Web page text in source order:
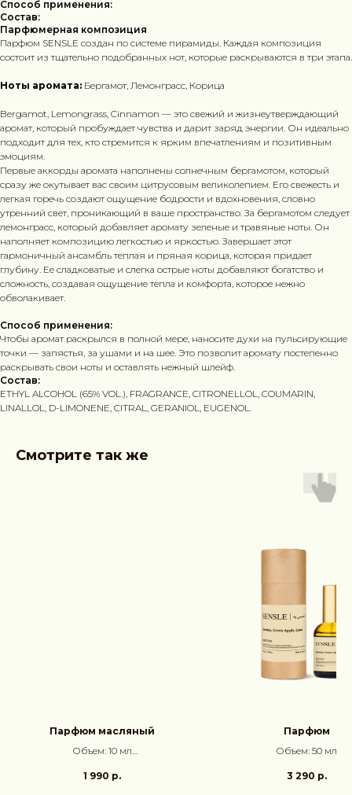
Способ применения:
Состав:
Парфюмерная композиция
Парфюм SENSLE создан по системе пирамиды. Каждая композиция
состоит из тщательно подобранных нот, которые раскрываются в три этапа.
Ноты аромата: Бергамот, Лемонграсс, Корица
Bergamot, Lemongrass, Cinnamon — это свежий и жизнеутверждающий
аромат, который пробуждает чувства и дарит заряд энергии. Он идеально
подходит для тех, кто стремится к ярким впечатлениям и позитивным
эмоциям.
Первые аккорды аромата наполнены солнечным бергамотом, который
сразу же окутывает вас своим цитрусовым великолепием. Его свежесть и
легкая горечь создают ощущение бодрости и вдохновения, словно
утренний свет, проникающий в ваше пространство. За бергамотом следует
лемонграсс, который добавляет аромату зеленые и травяные ноты. Он
наполняет композицию легкостью и яркостью. Завершает этот
гармоничный ансамбль теплая и пряная корица, которая придает
глубину. Ее сладковатые и слегка острые ноты добавляют богатство и
сложность, создавая ощущение тепла и комфорта, которое нежно
обволакивает.
Способ применения:
Чтобы аромат раскрылся в полной мере, наносите духи на пульсирующие
точки — запястья, за ушами и на шее. Это позволит аромату постепенно
раскрывать свои ноты и оставлять нежный шлейф.
Состав:
ETHYL ALCOHOL (65% VOL.), FRAGRANCE, CITRONELLOL, COUMARIN,
LINALLOL, D-LIMONENE, CITRAL, GERANIOL, EUGENOL.
Смотрите так же
Парфюм масляный
Объем: 10 мл
1 990 р.
Парфюм
Объем: 50 мл
яблоко, Лотос
3 290 р.